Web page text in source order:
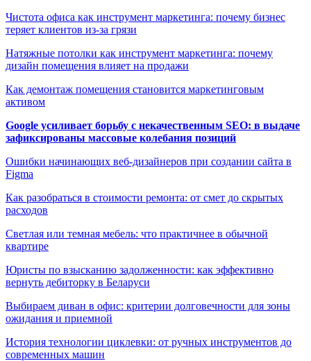
Чистота офиса как инструмент маркетинга: почему бизнес
теряет клиентов из-за грязи
Натяжные потолки как инструмент маркетинга: почему
дизайн помещения влияет на продажи
Как демонтаж помещения становится маркетинговым
активом
Google усиливает борьбу с некачественным SEO: в выдаче
зафиксированы массовые колебания позиций
Ошибки начинающих веб-дизайнеров при создании сайта в
Figma
Как разобраться в стоимости ремонта: от смет до скрытых
расходов
Светлая или темная мебель: что практичнее в обычной
квартире
Юристы по взысканию задолженности: как эффективно
вернуть дебиторку в Беларуси
Выбираем диван в офис: критерии долговечности для зоны
ожидания и приемной
История технологии циклевки: от ручных инструментов до
современных машин